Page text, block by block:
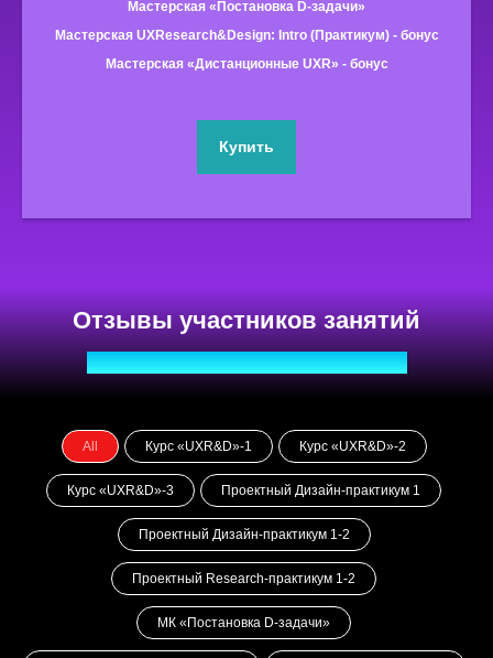
Мастерская «Постановка D-задачи»
Мастерская UXResearch&Design: Intro (Практикум) - бонус
Мастерская «Дистанционные UXR» - бонус
Купить
All Курс «UXR&D»-1 Курс «UXR&D»-2
Курс «UXR&D»-3 Проектный Дизайн-практикум 1
Проектный Дизайн-практикум 1-2
Проектный Research-практикум 1-2
МК «Постановка D-задачи»